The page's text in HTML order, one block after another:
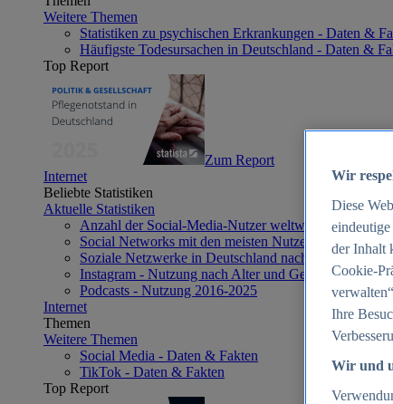
Weitere Themen
Statistiken zu psychischen Erkrankungen - Daten &
Häufigste Todesursachen in Deutschland - Daten &
Top Report
Zum Report
Internet
Beliebte Statistiken
Aktuelle Statistiken
Anzahl der Social-Media-Nutzer weltweit 2012-2025
Social Networks mit den meisten Nutzern weltweit
Soziale Netzwerke in Deutschland nach Generationen
Instagram - Nutzung nach Alter und Geschlecht in
Podcasts - Nutzung 2016-2025
Internet
Themen
Weitere Themen
Social Media - Daten & Fakten
TikTok - Daten & Fakten
Top Report
Wir
Diese
der Inhalt
Cookie-
Ihre
Wir und